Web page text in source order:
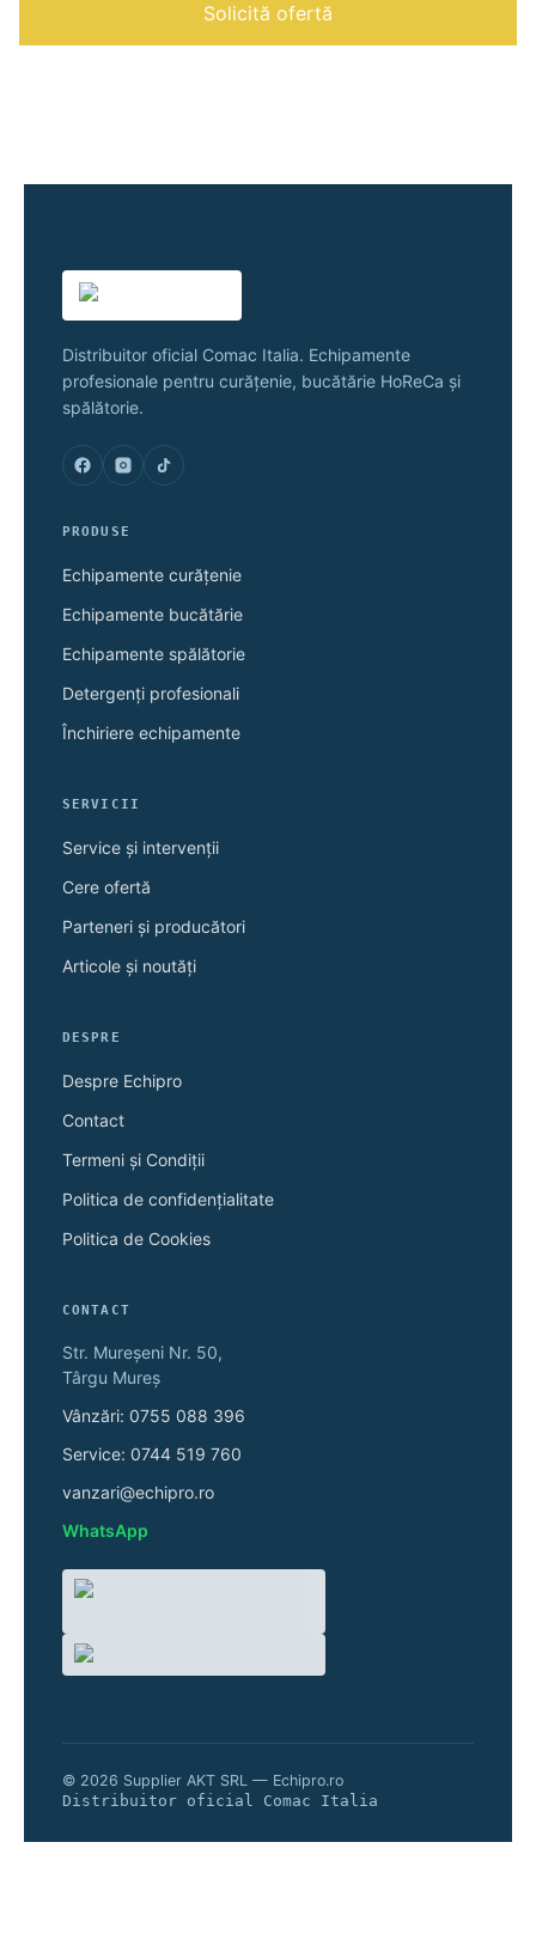
trifazat
Solicită ofertă
Distribuitor oficial Comac Italia. Echipamente
profesionale pentru curățenie, bucătărie HoReCa și
spălătorie.
PRODUSE
Echipamente curățenie
Echipamente bucătărie
Echipamente spălătorie
Detergenți profesionali
Închiriere echipamente
SERVICII
Service și intervenții
Cere ofertă
Parteneri și producători
Articole și noutăți
DESPRE
Despre Echipro
Contact
Termeni și Condiții
Politica de confidențialitate
Politica de Cookies
CONTACT
Str. Mureșeni Nr. 50,
Târgu Mureș
Vânzări: 0755 088 396
Service: 0744 519 760
vanzari@echipro.ro
WhatsApp
© 2026 Supplier AKT SRL — Echipro.ro
Distribuitor oficial Comac Italia